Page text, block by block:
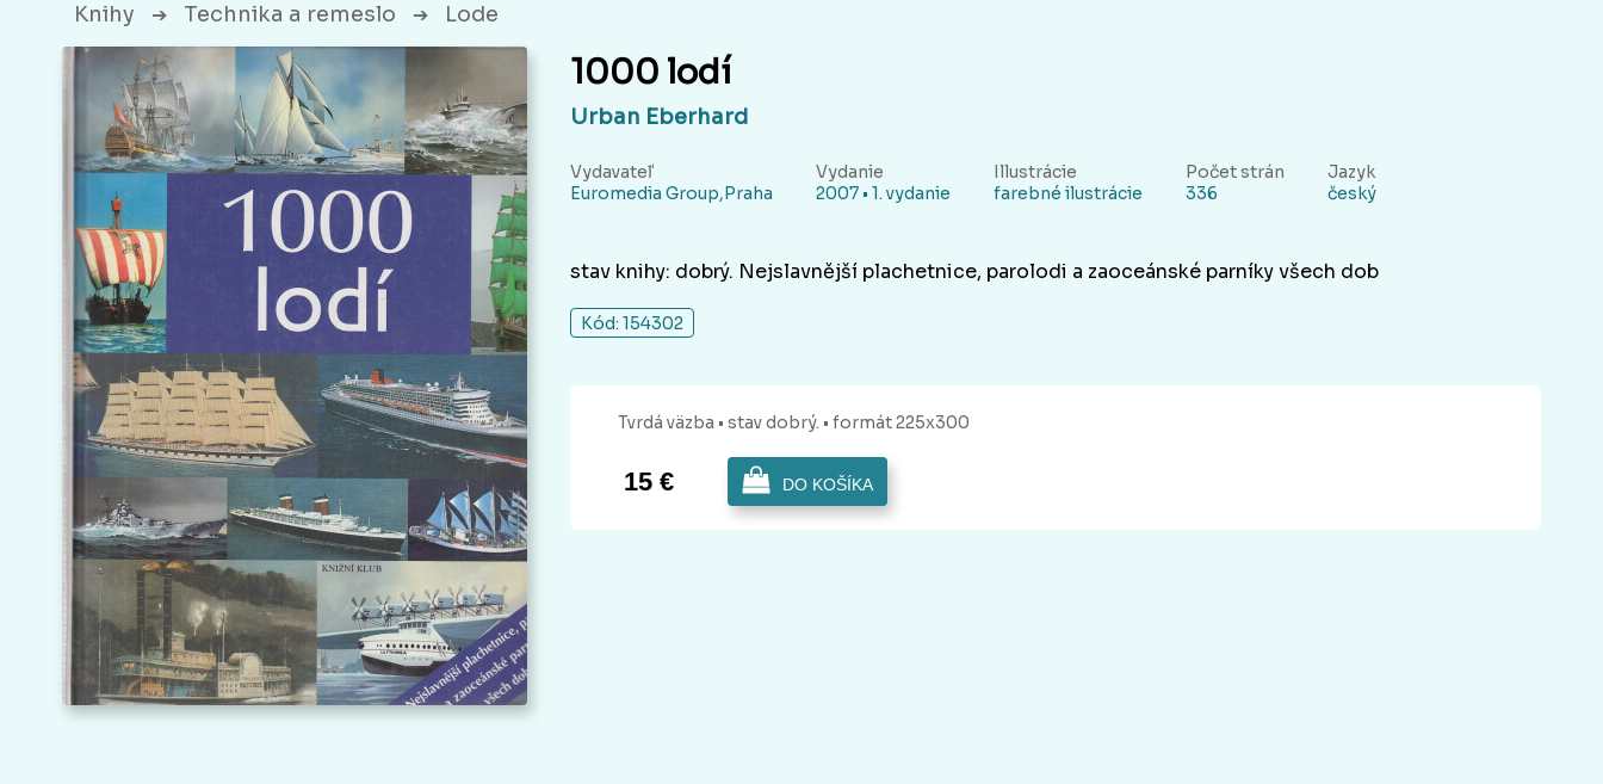
Knihy ➔ Technika a remeslo ➔ Lode
1000 lodí
Urban Eberhard
Vydavateľ
Euromedia Group,Praha
Vydanie
2007 • 1. vydanie
Illustrácie
farebné ilustrácie
Počet strán
336
Jazyk
český
stav knihy: dobrý. Nejslavnější plachetnice, parolodi a zaoceánské parníky všech dob
Kód: 154302
Tvrdá väzba • stav dobrý. • formát 225x300
15 € DO KOŠÍKA